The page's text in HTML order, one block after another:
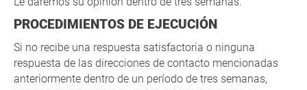
PROCEDIMIENTOS DE EJECUCIÓN
Si no recibe una respuesta satisfactoria o ninguna
respuesta de las direcciones de contacto mencionadas
anteriormente dentro de un período de tres semanas,